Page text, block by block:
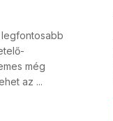
még
az ...